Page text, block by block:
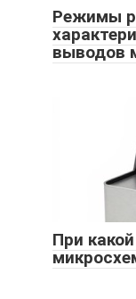
Режимы
выводов
При